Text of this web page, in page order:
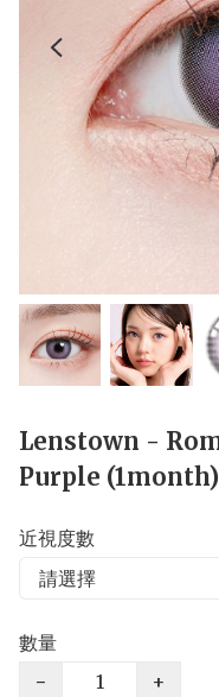
Lenstown -
Purple (1month)
近視度數
數量
−
+